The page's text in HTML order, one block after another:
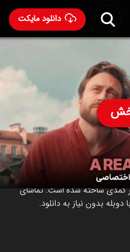
دانلود مایکت
واقعی در سال 2024 در ژانر کمدی ساخته شده است. تماشای